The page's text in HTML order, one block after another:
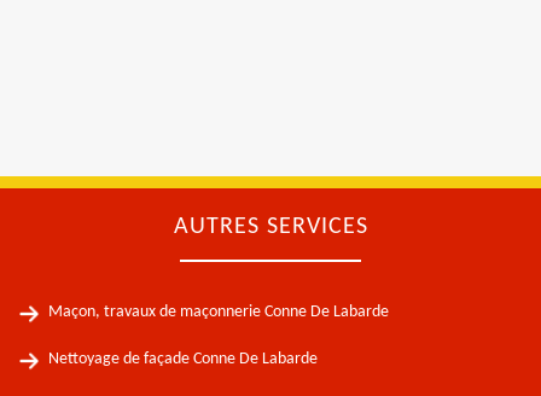
AUTRES SERVICES
Maçon, travaux de maçonnerie Conne De Labarde
Nettoyage de façade Conne De Labarde